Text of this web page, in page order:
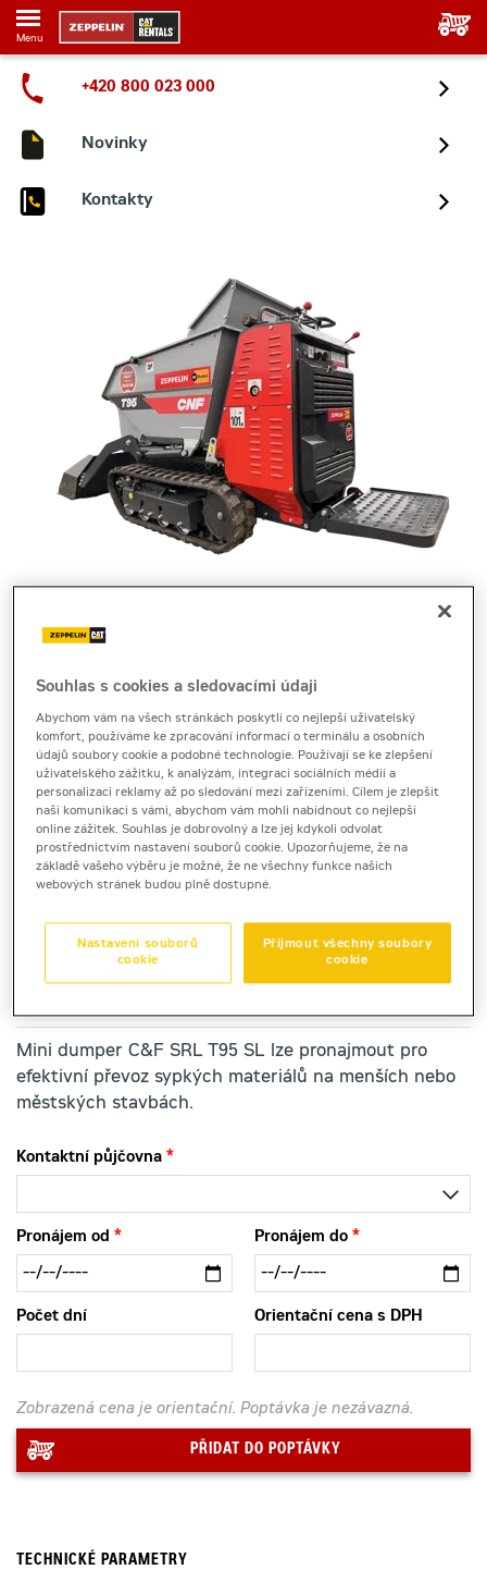
Menu
+420 800 023 000
Novinky
Kontakty
2 110 Kč bez DPH
23 a více dnů
1 980 Kč bez DPH
2 395 Kč s DPH
Kauce
10 000 Kč
motorové kolečko pásové
C&F SRL T95 SL
Mini dumper C&F SRL T95 SL lze pronajmout pro
efektivní převoz sypkých materiálů na menších nebo
městských stavbách.
Kontaktní půjčovna
Pronájem od Pronájem do
Počet dní Orientační cena s DPH
Zobrazená cena je orientační. Poptávka je nezávazná.
PŘIDAT DO POPTÁVKY
TECHNICKÉ PARAMETRY
Souhlas s cookies a sledovacími údaji
Abychom vám na všech stránkách poskytli co nejlepší uživatelský
komfort, používáme ke zpracování informací o terminálu a osobních
údajů soubory cookie a podobné technologie. Používají se ke zlepšení
uživatelského zážitku, k analýzám, integraci sociálních médií a
personalizaci reklamy až po sledování mezi zařízeními. Cílem je zlepšit
naši komunikaci s vámi, abychom vám mohli nabídnout co nejlepší
online zážitek. Souhlas je dobrovolný a lze jej kdykoli odvolat
prostřednictvím nastavení souborů cookie. Upozorňujeme, že na
základě vašeho výběru je možné, že ne všechny funkce našich
webových stránek budou plně dostupné.
Přijmout všechny soubory
cookie
Nastavení souborů
cookie